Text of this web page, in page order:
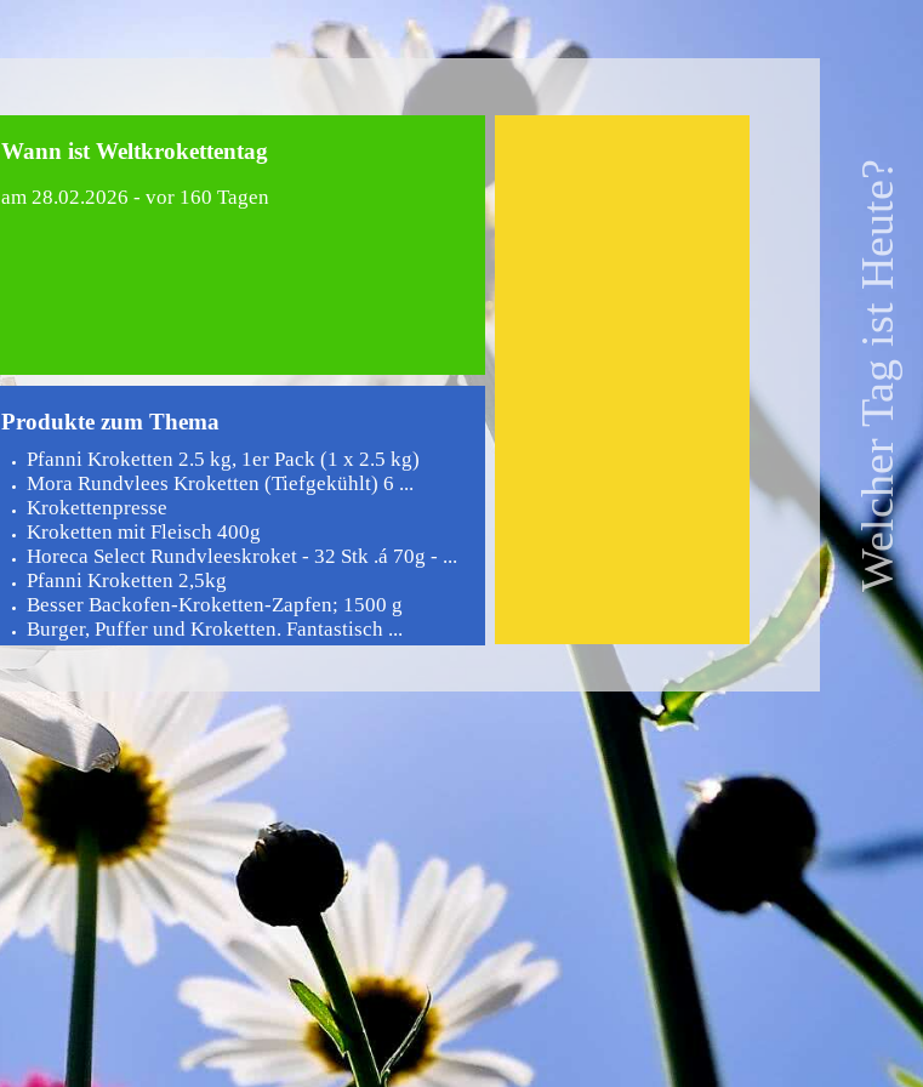
Welcher Tag ist Heute?
Wann ist Weltkrokettentag
am28.02.2026 - vor 160 Tagen
Produkte zum Thema
Pfanni Kroketten 2.5 kg, 1er Pack (1 x 2.5 kg)
Mora Rundvlees Kroketten (Tiefgekühlt) 6 ...
Krokettenpresse
Kroketten mit Fleisch 400g
Horeca Select Rundvleeskroket - 32 Stk .á 70g - ...
Pfanni Kroketten 2,5kg
Besser Backofen-Kroketten-Zapfen; 1500 g
Burger, Puffer und Kroketten. Fantastisch ...